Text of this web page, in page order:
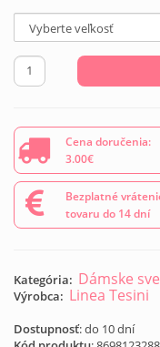
Cena doručenia:
3.00€
Bezplatné
tovaru do 14 dní
Kategória: Dámske
Výrobca: Linea Tesini
Dostupnosť: do 10 dní